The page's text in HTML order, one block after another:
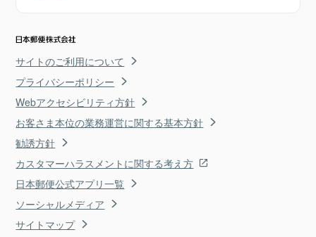
サイトのご利用について
プライバシーポリシー
Webアクセシビリティ方針
お客さま本位の業務運営に関する基本方針
勧誘方針
カスタマーハラスメントに関する考え方
日本郵便公式アプリ一覧
ソーシャルメディア
サイトマップ